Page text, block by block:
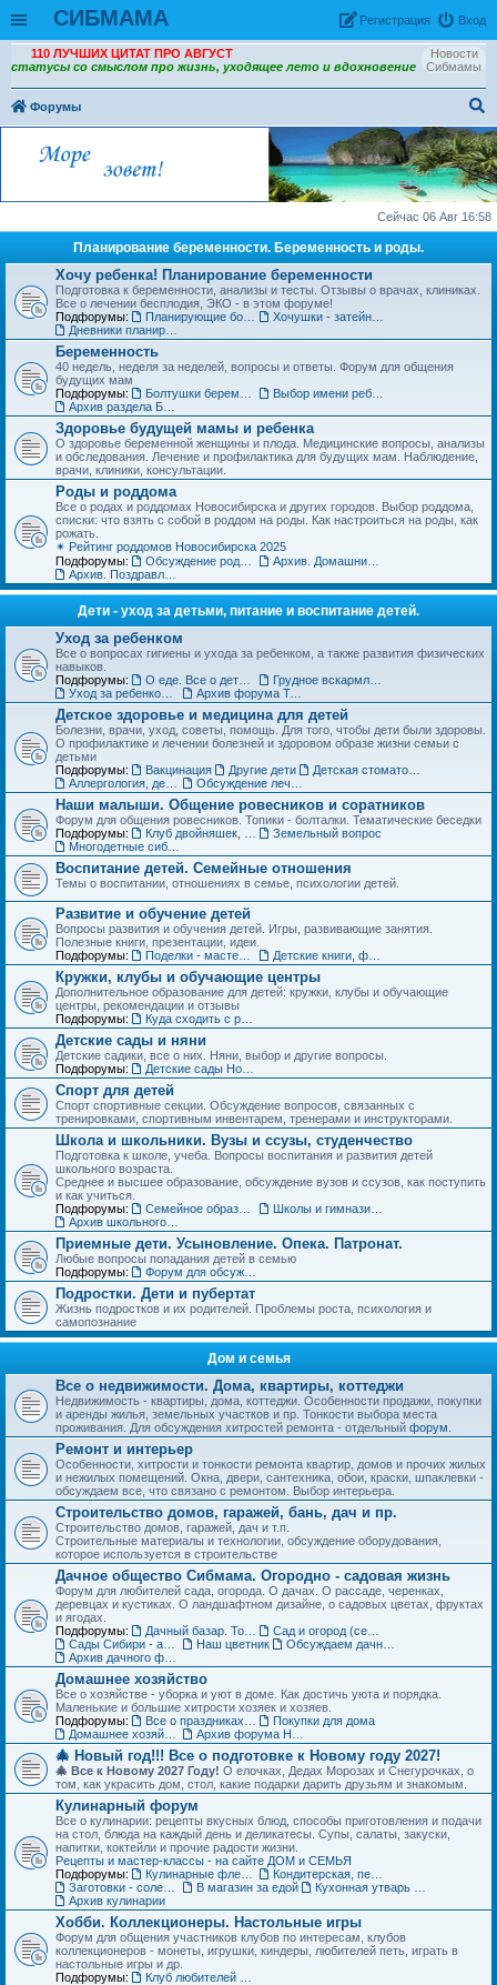
СИБМАМА Вход
Рeгиcтpaция
Новости
Сибмамы
110 ЛУЧШИХ ЦИТАТ ПРО АВГУСТ
статусы со смыслом про жизнь, уходящее лето и вдохновение
Форумы
ои
ск
Сейчас 06 Авг 16:58
Планирование беременности. Беременность и роды.
Хочу ребенка! Планирование беременности
Подготовка к беременности, анализы и тесты. Отзывы о врачах, клиниках.
Все о лечении бесплодия, ЭКО - в этом форуме!
Подфорумы:
Беременность
40 недель, неделя за неделей, вопросы и ответы. Форум для общения
будущих мам
Подфорумы:
Здоровье будущей мамы и ребенка
О здоровье беременной женщины и плода. Медицинские вопросы, анализы
и обследования. Лечение и профилактика для будущих мам. Наблюдение,
врачи, клиники, консультации.
Роды и роддома
Все о родах и роддомах Новосибирска и других городов. Выбор роддома,
списки: что взять с собой в роддом на роды. Как настроиться на роды, как
рожать.
✴ Рейтинг роддомов Новосибирска 2025
Подфорумы:
Дети - уход за детьми, питание и воспитание детей.
Уход за ребенком
Все о вопросах гигиены и ухода за ребенком, а также развития физических
навыков.
Подфорумы:
Архив форума Товары для детей
Детское здоровье и медицина для детей
Болезни, врачи, уход, советы, помощь. Для того, чтобы дети были здоровы.
О профилактике и лечении болезней и здоровом образе жизни семьи с
детьми
Подфорумы:
Вакцинация Другие дети
Наши малыши. Общение ровесников и соратников
Форум для общения ровесников. Топики - болталки. Тематические беседки
Подфорумы:
Земельный вопрос
Воспитание детей. Семейные отношения
Темы о воспитании, отношениях в семье, психологии детей.
Развитие и обучение детей
Вопросы развития и обучения детей. Игры, развивающие занятия.
Полезные книги, презентации, идеи.
Подфорумы:
Кружки, клубы и обучающие центры
Дополнительное образование для детей: кружки, клубы и обучающие
центры, рекомендации и отзывы
Подфорумы:
Детские сады и няни
Детские садики, все о них. Няни, выбор и другие вопросы.
Подфорумы:
Спорт для детей
Спорт спортивные секции. Обсуждение вопросов, связанных с
тренировками, спортивным инвентарем, тренерами и инструкторами.
Школа и школьники. Вузы и ссузы, студенчество
Подготовка к школе, учеба. Вопросы воспитания и развития детей
школьного возраста.
Среднее и высшее образование, обсуждение вузов и ссузов, как поступить
и как учиться.
Подфорумы:
Приемные дети. Усыновление. Опека. Патронат.
Любые вопросы попадания детей в семью
Подфорумы:
Подростки. Дети и пубертат
Жизнь подростков и их родителей. Проблемы роста, психология и
самопознание
Дом и семья
Все о недвижимости. Дома, квартиры, коттеджи
Недвижимость - квартиры, дома, коттеджи. Особенности продажи, покупки
и аренды жилья, земельных участков и пр. Тонкости выбора места
проживания. Для обсуждения хитростей ремонта - отдельный форум
Ремонт и интерьер
Особенности, хитрости и тонкости ремонта квартир, домов и прочих жилых
и нежилых помещений. Окна, двери, сантехника, обои, краски, шпаклевки -
обсуждаем все, что связано с ремонтом. Выбор интерьера.
Строительство домов, гаражей, бань, дач и пр.
Строительство домов, гаражей, дач и т.п.
Строительные материалы и технологии, обсуждение оборудования,
которое используется в строительстве
Дачное общество Сибмама. Огородно - садовая жизнь
Форум для любителей сада, огорода. О дачах. О рассаде, черенках,
деревцах и кустиках. О ландшафтном дизайне, о садовых цветах, фруктах
и ягодах.
Подфорумы:
Наш цветник
Домашнее хозяйство
Все о хозяйстве - уборка и уют в доме. Как достичь уюта и порядка.
Маленькие и большие хитрости хозяек и хозяев.
Подфорумы:
Покупки для дома
🎄 Новый год!!! Все о подготовке к Новому году 2027!
🎄 Все к Новому 2027 Году! О елочках, Дедах Морозах и Снегурочках, о
том, как украсить дом, стол, какие подарки дарить друзьям и знакомым.
Кулинарный форум
Все о кулинарии: рецепты вкусных блюд, способы приготовления и подачи
на стол, блюда на каждый день и деликатесы. Супы, салаты, закуски,
напитки, коктейли и прочие радости жизни.
Рецепты и мастер-классы - на сайте ДОМ и СЕМЬЯ
Подфорумы:
В магазин за едой
Архив кулинарии
Хобби. Коллекционеры. Настольные игры
Форум для общения участников клубов по интересам, клубов
коллекционеров - монеты, игрушки, киндеры, любителей петь, играть в
настольные игры и др.
Подфорумы: